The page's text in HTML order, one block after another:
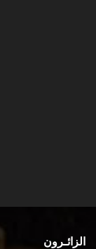
الزائـرون